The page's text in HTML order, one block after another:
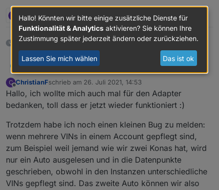
2 Antworten 0
16 Tagen später
Morgennebel@newanVielen Dank für die tolle Unterstützung.
Läuft jetzt prima.
Nebenbei gefragt, wie kann ich denn die Werte
aus
bluelink.0.vehicleLocation.lat
mit dee LOVELACE Karte nutzen? Meine
bisherige Konfiguration ist:
type: map
entities: []
was mir die leere Karte meines Heimatortes aus
der global Konfig anzeigt...
Danke, -MN
C
Offline
ChristianFschrieb am 26. Juli 2021, 14:53
zuletzt editiert von
Hallo, ich wollte mich auch mal für den Adapter
bedanken, toll dass er jetzt wieder funktioniert :)
Trotzdem habe ich noch einen kleinen Bug zu melden:
wenn mehrere VINs in einem Account gepflegt sind,
zum Beispiel weil jemand wie wir zwei Konas hat, wird
nur ein Auto ausgelesen und in die Datenpunkte
geschrieben, obwohl in den Instanzen unterschiedliche
VINs gepflegt sind. Das zweite Auto können wir also
Hallo! Könnten wir bitte einige zusätzliche Dienste für
Funktionalität & Analytics aktivieren? Sie können Ihre
Zustimmung später jederzeit ändern oder zurückziehen.
Lassen Sie mich wählen Das ist ok